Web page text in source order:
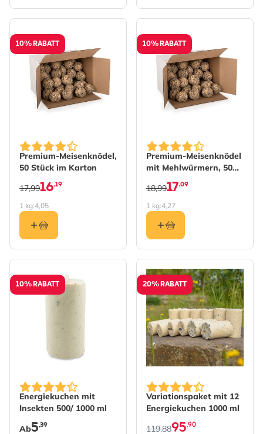
10% RABATT
Premium-Meisenknödel,
50 Stück im Karton
16,19
17,99
1 kg:4,05
10% RABATT
Premium-Meisenknödel
mit Mehlwürmern, 50
Stück im Karton
17,09
18,99
1 kg:4,27
10% RABATT
Energiekuchen mit
Insekten 500/ 1000 ml
The price depends on the options chosen on the
Ab5,39
20% RABATT
Variationspaket mit 12
Energiekuchen 1000 ml
The price depends on the
119,8895,90